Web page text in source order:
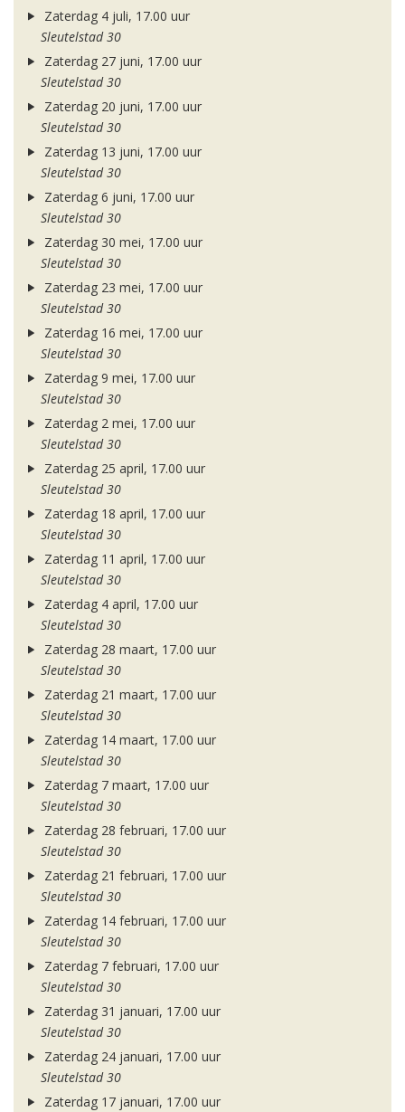
Zaterdag 4 juli, 17.00 uur
Sleutelstad 30
Zaterdag 27 juni, 17.00 uur
Sleutelstad 30
Zaterdag 20 juni, 17.00 uur
Sleutelstad 30
Zaterdag 13 juni, 17.00 uur
Sleutelstad 30
Zaterdag 6 juni, 17.00 uur
Sleutelstad 30
Zaterdag 30 mei, 17.00 uur
Sleutelstad 30
Zaterdag 23 mei, 17.00 uur
Sleutelstad 30
Zaterdag 16 mei, 17.00 uur
Sleutelstad 30
Zaterdag 9 mei, 17.00 uur
Sleutelstad 30
Zaterdag 2 mei, 17.00 uur
Sleutelstad 30
Zaterdag 25 april, 17.00 uur
Sleutelstad 30
Zaterdag 18 april, 17.00 uur
Sleutelstad 30
Zaterdag 11 april, 17.00 uur
Sleutelstad 30
Zaterdag 4 april, 17.00 uur
Sleutelstad 30
Zaterdag 28 maart, 17.00 uur
Sleutelstad 30
Zaterdag 21 maart, 17.00 uur
Sleutelstad 30
Zaterdag 14 maart, 17.00 uur
Sleutelstad 30
Zaterdag 7 maart, 17.00 uur
Sleutelstad 30
Zaterdag 28 februari, 17.00 uur
Sleutelstad 30
Zaterdag 21 februari, 17.00 uur
Sleutelstad 30
Zaterdag 14 februari, 17.00 uur
Sleutelstad 30
Zaterdag 7 februari, 17.00 uur
Sleutelstad 30
Zaterdag 31 januari, 17.00 uur
Sleutelstad 30
Zaterdag 24 januari, 17.00 uur
Sleutelstad 30
Zaterdag 17 januari, 17.00 uur